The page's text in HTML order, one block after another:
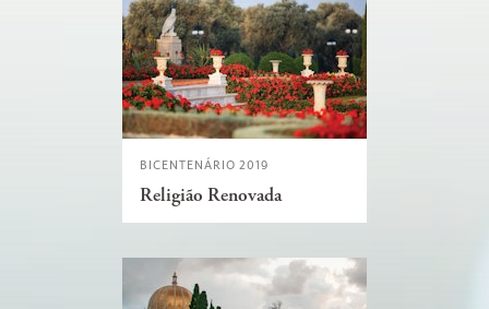
BICENTENÁRIO 2019
Religião Renovada